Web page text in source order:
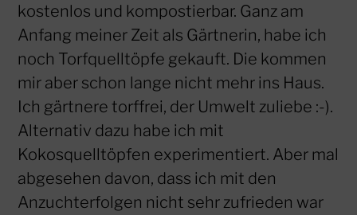
kostenlos und kompostierbar. Ganz am
Anfang meiner Zeit als Gärtnerin, habe ich
noch Torfquelltöpfe gekauft. Die kommen
mir aber schon lange nicht mehr ins Haus.
Ich gärtnere torffrei, der Umwelt zuliebe :-).
Alternativ dazu habe ich mit
Kokosquelltöpfen experimentiert. Aber mal
abgesehen davon, dass ich mit den
Anzuchterfolgen nicht sehr zufrieden war